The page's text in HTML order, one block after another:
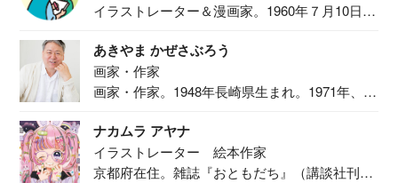
イラストレーター＆漫画家。1960年７月10日生
あきやま かぜさぶろう
画家・作家
画家・作家。1948年長崎県生まれ。1971年、
ナカムラ アヤナ
イラストレーター 絵本作家
京都府在住。雑誌『おともだち』（講談社刊）